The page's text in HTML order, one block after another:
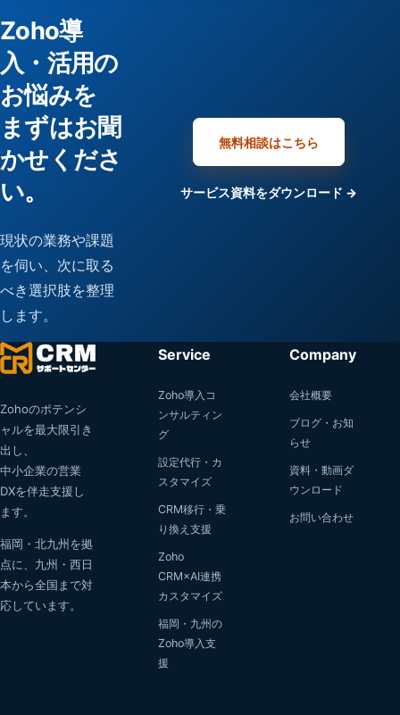
Zoho導
入・活用の
お悩みを
まずはお聞
かせくださ
い。
現状の業務や課題
を伺い、次に取る
べき選択肢を整理
します。
無料相談はこちら
サービス資料をダウンロード →
Zohoのポテンシ
ャルを最大限引き
出し、
中小企業の営業
DXを伴走支援し
ます。
福岡・北九州を拠
点に、九州・西日
本から全国まで対
応しています。
Service
Zoho導入コ
ンサルティン
グ
設定代行・カ
スタマイズ
CRM移行・乗
り換え支援
Zoho
CRM×AI連携
カスタマイズ
福岡・九州の
Zoho導入支
援
Company
会社概要
ブログ・お知
らせ
資料・動画ダ
ウンロード
お問い合わせ